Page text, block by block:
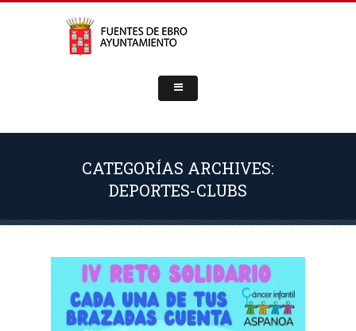
CATEGORÍAS ARCHIVES:
DEPORTES-CLUBS